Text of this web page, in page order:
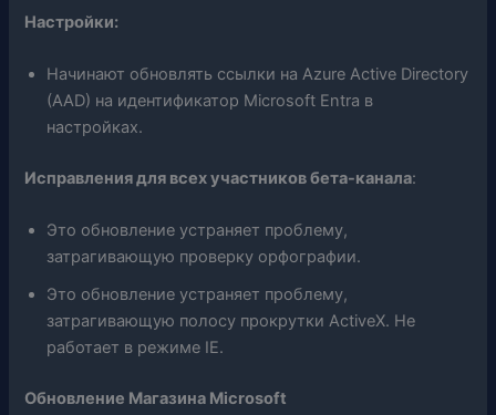
Настройки:
Начинают обновлять ссылки на Azure Active Directory
(AAD) на идентификатор Microsoft Entra в
настройках.
Исправления для всех участников бета-канала:
Это обновление устраняет проблему,
затрагивающую проверку орфографии.
Это обновление устраняет проблему,
затрагивающую полосу прокрутки ActiveX. Не
работает в режиме IE.
Обновление Магазина Microsoft